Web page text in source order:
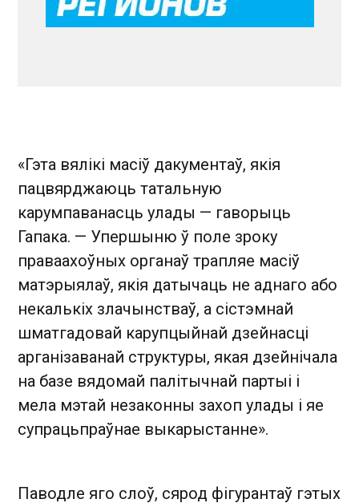
«Гэта вялікі масіў дакументаў, якія
пацвярджаюць татальную
карумпаванасць улады — гаворыць
Гапака. — Упершыню ў поле зроку
праваахоўных органаў трапляе масіў
матэрыялаў, якія датычаць не аднаго або
некалькіх злачынстваў, а сістэмнай
шматгадовай карупцыйнай дзейнасці
арганізаванай структуры, якая дзейнічала
на базе вядомай палітычнай партыі і
мела мэтай незаконны захоп улады і яе
супрацьпраўнае выкарыстанне».
Паводле яго слоў, сярод фігурантаў гэтых